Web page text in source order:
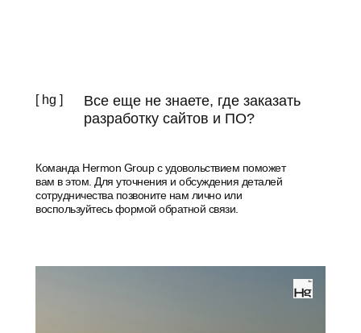
[ hg ]
Все еще не знаете, где заказать
разработку сайтов и ПО?
Команда Hermon Group с удовольствием поможет
вам в этом. Для уточнения и обсуждения деталей
сотрудничества позвоните нам лично или
воспользуйтесь формой обратной связи.